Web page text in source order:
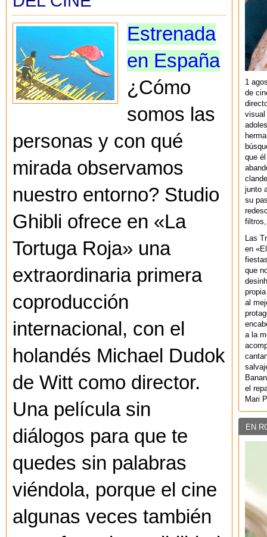
Estrenada
en España
¿Cómo
somos las
personas y con qué
mirada observamos
nuestro entorno? Studio
Ghibli ofrece en «La
Tortuga Roja» una
extraordinaria primera
coproducción
internacional, con el
holandés Michael Dudok
de Witt como director.
Una película sin
diálogos para que te
quedes sin palabras
viéndola, porque el cine
algunas veces también
1
de
visual
que
junto
su
filtros,
Las
en
que
al
a la
el
Mari
EN